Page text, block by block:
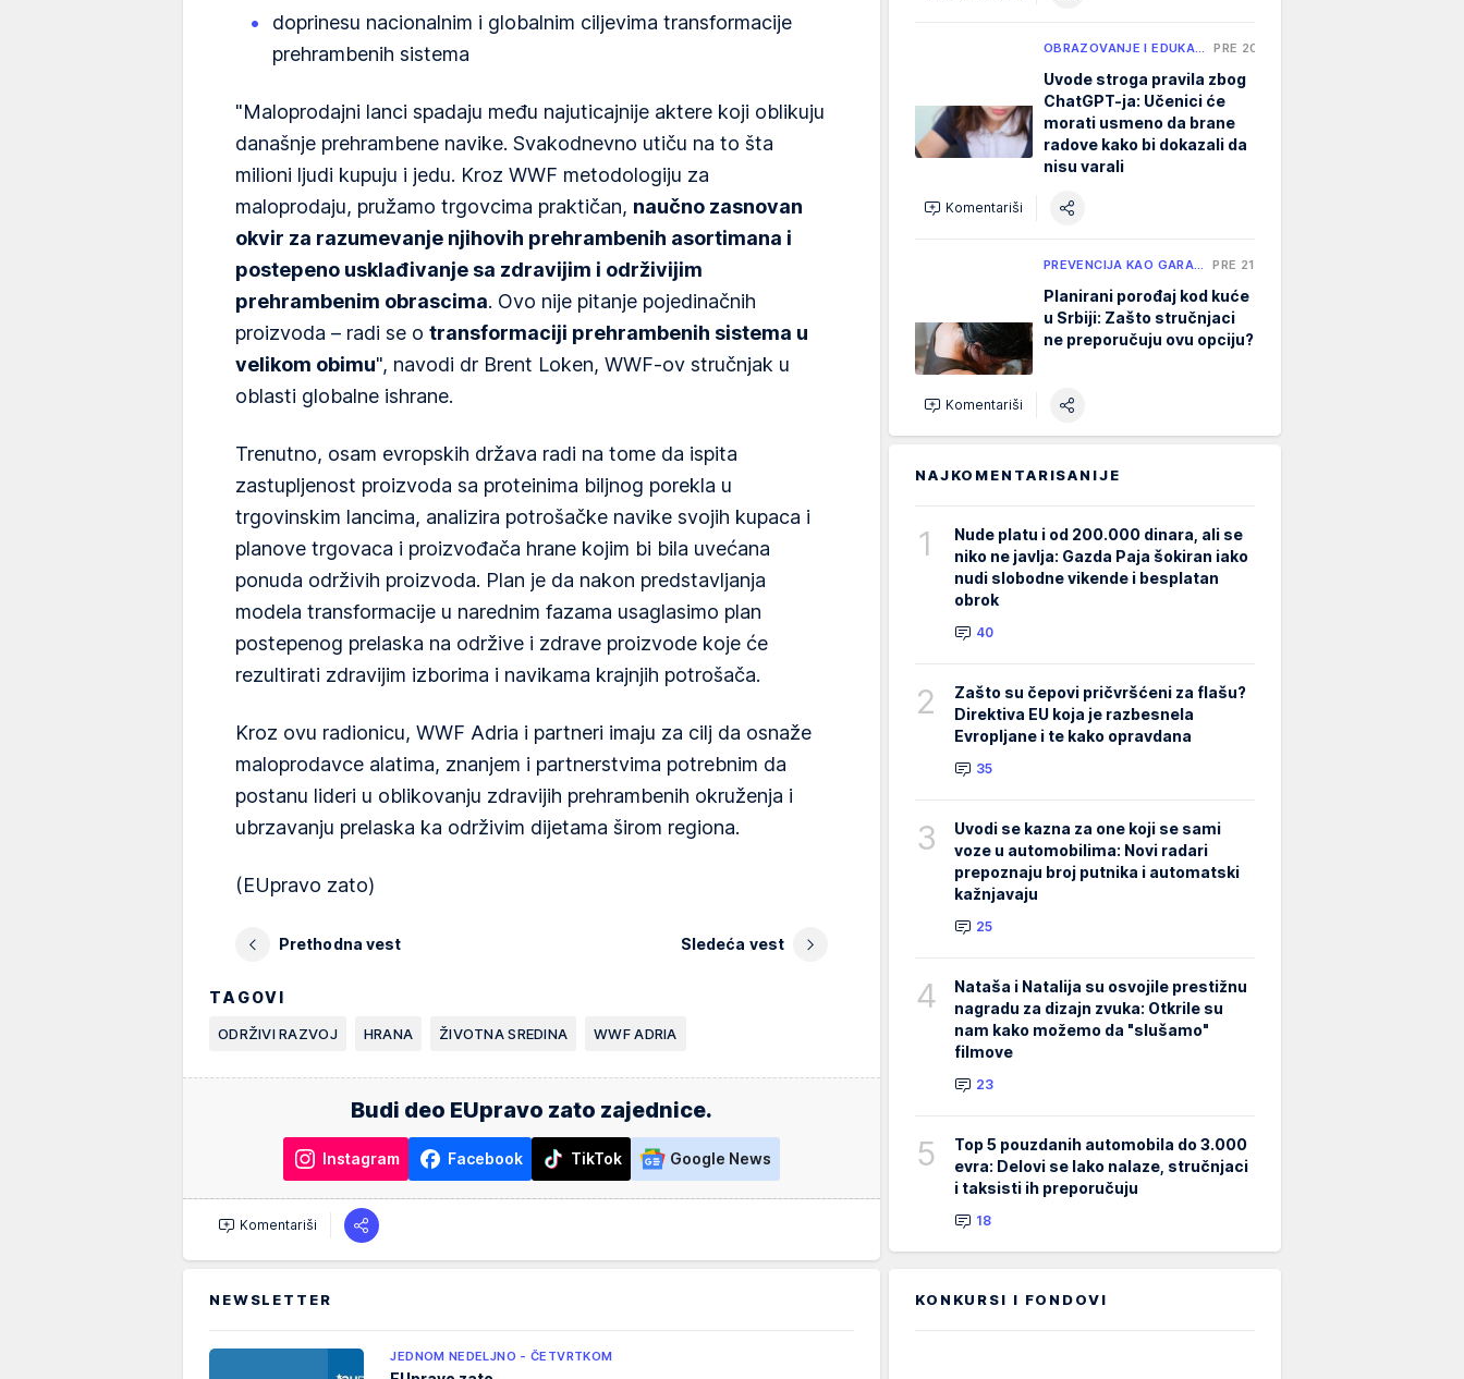
doprinesu nacionalnim i globalnim ciljevima transformacije
prehrambenih sistema
"Maloprodajni lanci spadaju među najuticajnije aktere koji oblikuju
današnje prehrambene navike. Svakodnevno utiču na to šta
milioni ljudi kupuju i jedu. Kroz WWF metodologiju za
maloprodaju, pružamo trgovcima praktičan, naučno zasnovan
okvir za razumevanje njihovih prehrambenih asortimana i
postepeno usklađivanje sa zdravijim i održivijim
prehrambenim obrascima. Ovo nije pitanje pojedinačnih
proizvoda – radi se o transformaciji prehrambenih sistema u
velikom obimu", navodi dr Brent Loken, WWF-ov stručnjak u
oblasti globalne ishrane.
Trenutno, osam evropskih država radi na tome da ispita
zastupljenost proizvoda sa proteinima biljnog porekla u
trgovinskim lancima, analizira potrošačke navike svojih kupaca i
planove trgovaca i proizvođača hrane kojim bi bila uvećana
ponuda održivih proizvoda. Plan je da nakon predstavljanja
modela transformacije u narednim fazama usaglasimo plan
postepenog prelaska na održive i zdrave proizvode koje će
rezultirati zdravijim izborima i navikama krajnjih potrošača.
Kroz ovu radionicu, WWF Adria i partneri imaju za cilj da osnaže
maloprodavce alatima, znanjem i partnerstvima potrebnim da
postanu lideri u oblikovanju zdravijih prehrambenih okruženja i
ubrzavanju prelaska ka održivim dijetama širom regiona.
(EUpravo zato)
Prethodna vest Sledeća vest
TAGOVI
ODRŽIVI RAZVOJ HRANA ŽIVOTNA SREDINA WWF ADRIA
Budi deo EUpravo zato zajednice.
Instagram Facebook TikTok Google News
Komentariši
OBRAZOVANJE I EDUKA… PRE 20 H
Uvode stroga pravila zbog
ChatGPT-ja: Učenici će
morati usmeno da brane
radove kako bi dokazali da
nisu varali
Komentariši
PREVENCIJA KAO GARA… PRE 21 H
Planirani porođaj kod kuće
u Srbiji: Zašto stručnjaci
ne preporučuju ovu opciju?
Komentariši
NAJKOMENTARISANIJE
1
Nude platu i od 200.000 dinara, ali se
niko ne javlja: Gazda Paja šokiran iako
nudi slobodne vikende i besplatan
obrok
40
2
Zašto su čepovi pričvršćeni za flašu?
Direktiva EU koja je razbesnela
Evropljane i te kako opravdana
35
3
Uvodi se kazna za one koji se sami
voze u automobilima: Novi radari
prepoznaju broj putnika i automatski
kažnjavaju
25
4
Nataša i Natalija su osvojile prestižnu
nagradu za dizajn zvuka: Otkrile su
nam kako možemo da "slušamo"
filmove
23
5
Top 5 pouzdanih automobila do 3.000
evra: Delovi se lako nalaze, stručnjaci
i taksisti ih preporučuju
18
NEWSLETTER
JEDNOM NEDELJNO - ČETVRTKOM
KONKURSI I FONDOVI